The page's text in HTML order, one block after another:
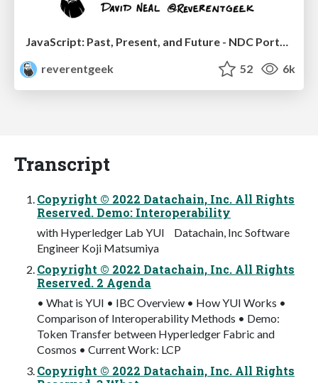
reverentgeek
52 6k
Transcript
Copyright © 2022 Datachain, Inc. All Rights
Reserved. Demo: Interoperability
with Hyperledger Lab YUI Datachain, Inc Software
Engineer Koji Matsumiya
Copyright © 2022 Datachain, Inc. All Rights
Reserved. 2 Agenda
• What is YUI • IBC Overview • How YUI Works •
Comparison of Interoperability Methods • Demo:
Token Transfer between Hyperledger Fabric and
Cosmos • Current Work: LCP
Copyright © 2022 Datachain, Inc. All Rights